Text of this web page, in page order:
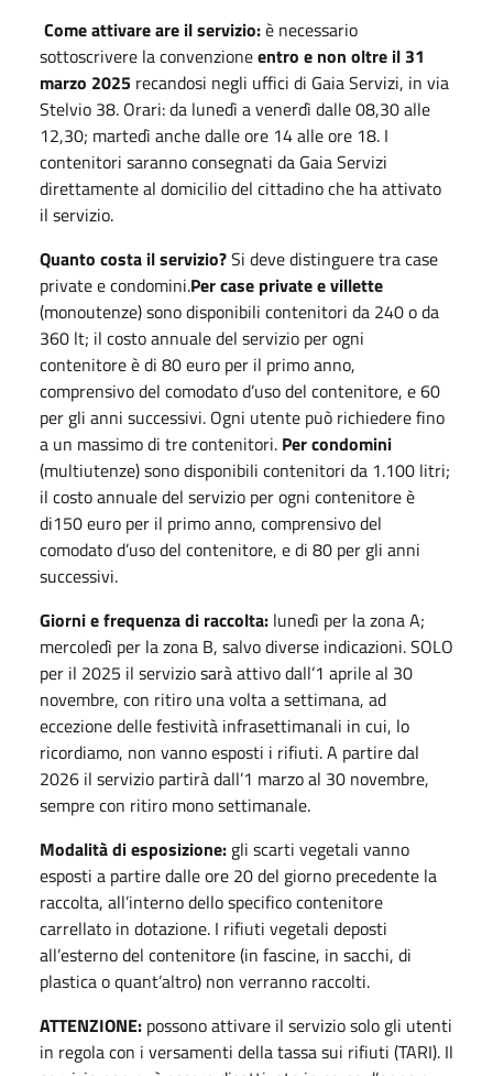
Come attivare are il servizio:è necessario
sottoscrivere la convenzioneentro e non oltre il 31
marzo 2025 recandosi negli uffici di Gaia Servizi, in via
Stelvio 38. Orari: da lunedì a venerdì dalle 08,30 alle
12,30; martedì anche dalle ore 14 alle ore 18. I
contenitori saranno consegnati da Gaia Servizi
direttamente al domicilio del cittadino che ha attivato
il servizio.
Quanto costa il servizio?Si deve distinguere tra case
private e condomini.Per case private e villette
(monoutenze) sono disponibili contenitori da 240 o da
360 lt; il costo annuale del servizio per ogni
contenitore è di 80 euro per il primo anno,
comprensivo del comodato d’uso del contenitore, e 60
per gli anni successivi. Ogni utente può richiedere fino
a un massimo di tre contenitori. Per condomini
(multiutenze) sono disponibili contenitori da 1.100 litri;
il costo annuale del servizio per ogni contenitore è
di150 euro per il primo anno, comprensivo del
comodato d’uso del contenitore, e di 80 per gli anni
successivi.
Giorni e frequenza di raccolta: lunedì per la zona A;
mercoledì per la zona B, salvo diverse indicazioni. SOLO
per il 2025 il servizio sarà attivo dall’1 aprile al 30
novembre, con ritiro una volta a settimana, ad
eccezione delle festività infrasettimanali in cui, lo
ricordiamo, non vanno esposti i rifiuti. A partire dal
2026 il servizio partirà dall’1 marzo al 30 novembre,
sempre con ritiro mono settimanale.
Modalità di esposizione: gli scarti vegetali vanno
esposti a partire dalle ore 20 del giorno precedente la
raccolta, all’interno dello specifico contenitore
carrellato in dotazione. I rifiuti vegetali deposti
all’esterno del contenitore (in fascine, in sacchi, di
plastica o quant’altro) non verranno raccolti.
ATTENZIONE: possono attivare il servizio solo gli utenti
in regola con i versamenti della tassa sui rifiuti (TARI). Il